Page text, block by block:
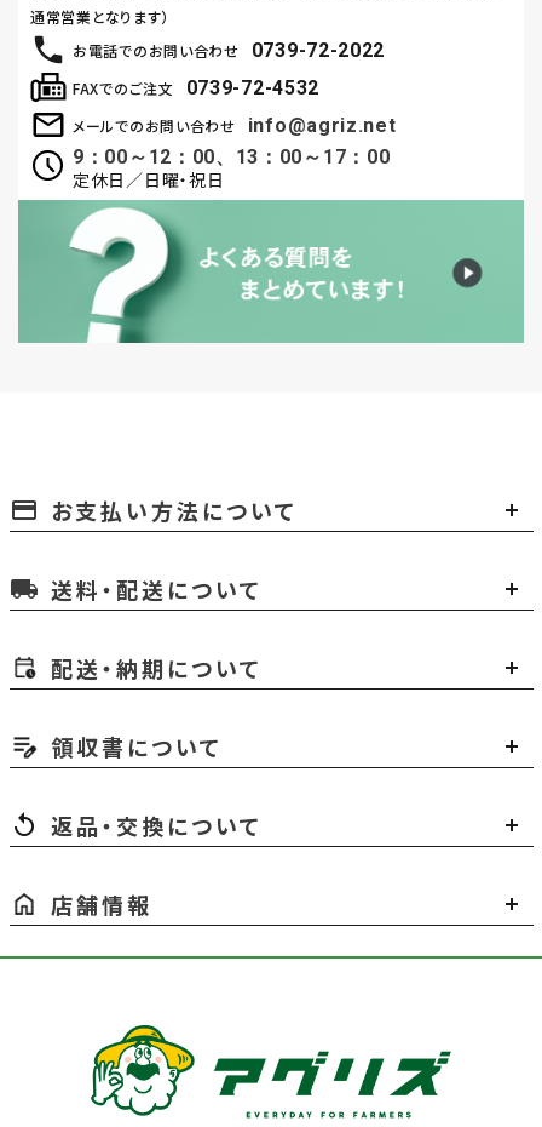
お電話でのお問い合わせ 0739-72-2022
メールでのお問い合わせ
info@agriz.net
9：00～12：00、13：00～17：00
定休日／日曜・祝日
FAXでのご注文 0739-72-4532
通常営業となります）
payment お支払い方法について
local_shipping 送料・配送について
配送・納期について
領収書について
返品・交換について
店舗情報